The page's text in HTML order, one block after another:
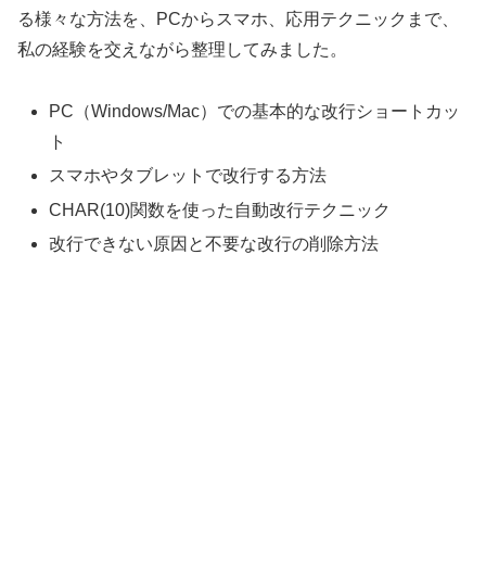
る様々な方法を、PCからスマホ、応用テクニックまで、
私の経験を交えながら整理してみました。
PC（Windows/Mac）での基本的な改行ショートカッ
ト
スマホやタブレットで改行する方法
CHAR(10)関数を使った自動改行テクニック
改行できない原因と不要な改行の削除方法